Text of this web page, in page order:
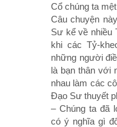
Cổ chúng ta
Câu chuyện
Sư kể về nhiều
khi các Tỷ-
những người
là bạn thân với
nhau làm các
Ðạo Sư thuyết
– Chúng ta đã
có ý nghĩa gì